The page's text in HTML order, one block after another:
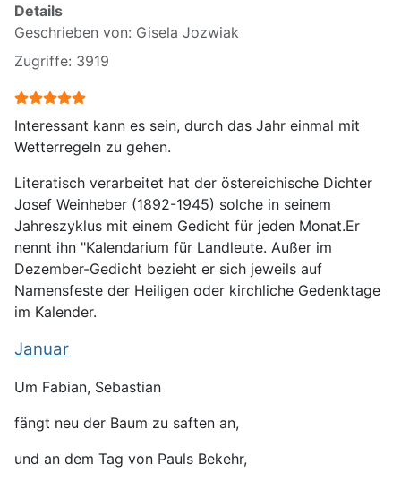
Details
Geschrieben von: Gisela Jozwiak
Zugriffe: 3919
Bewertung:
Interessant kann es sein, durch das Jahr einmal mit
Wetterregeln zu gehen.
Literatisch verarbeitet hat der östereichische Dichter
Josef Weinheber (1892-1945) solche in seinem
Jahreszyklus mit einem Gedicht für jeden Monat.Er
nennt ihn "Kalendarium für Landleute. Außer im
Dezember-Gedicht bezieht er sich jeweils auf
Namensfeste der Heiligen oder kirchliche Gedenktage
im Kalender.
Januar
Um Fabian, Sebastian
fängt neu der Baum zu saften an,
und an dem Tag von Pauls Bekehr,